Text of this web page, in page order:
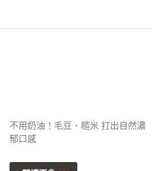
不用奶油！毛豆、糙米 打出自然濃
郁口感